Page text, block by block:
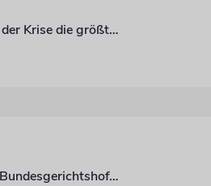
Dalia Wissgott-Moneta fordert eine gerechtere Bezahlung für Berufsgruppen, die in der Krise die größte Last tragen
Eigenbedarfskündigungen und Härtefallregelungen stehen oft im Widerspruch. Der Bundesgerichtshof hilft da leider nicht weiter